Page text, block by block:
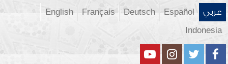
عربي Español
Deutsch
Français
English
Indonesia